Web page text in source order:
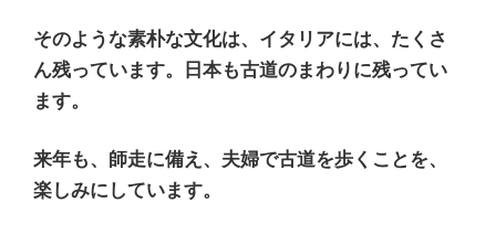
そのような素朴な文化は、イタリアには、たくさ
ん残っています。日本も古道のまわりに残ってい
ます。
来年も、師走に備え、夫婦で古道を歩くことを、
楽しみにしています。